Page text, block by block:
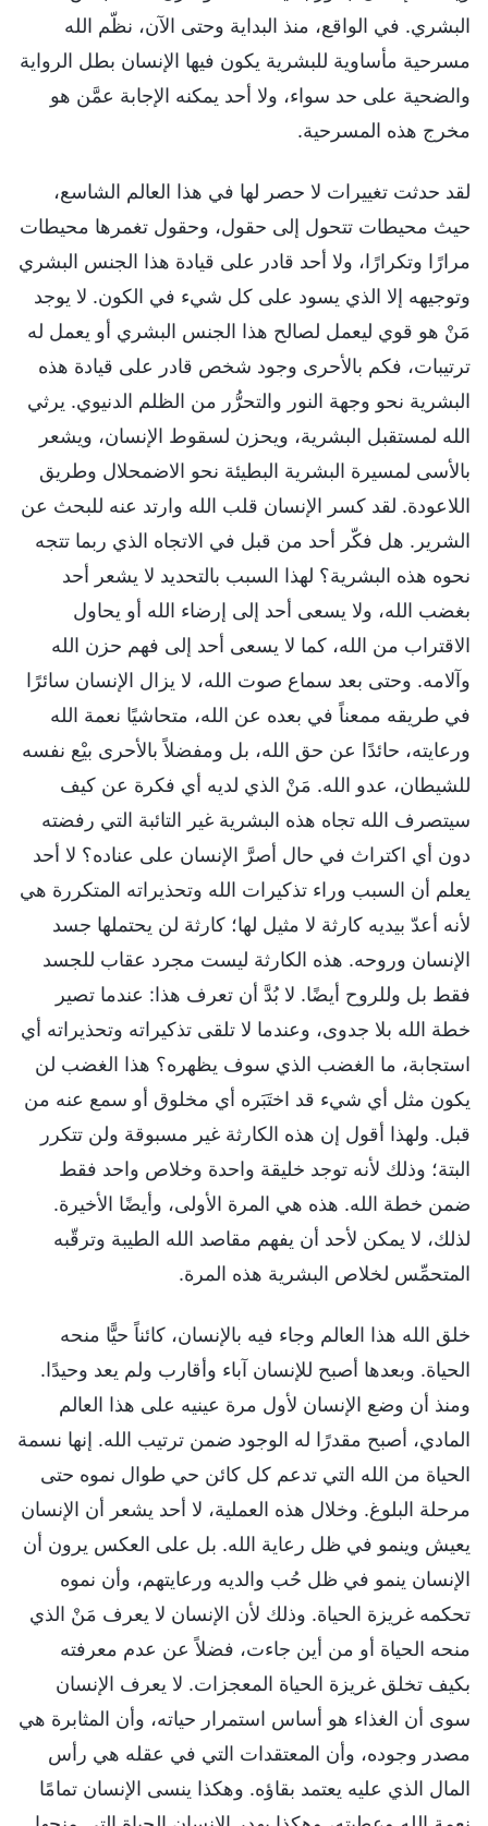
البشري. في الواقع، منذ البداية وحتى الآن، نظّم الله
مسرحية مأساوية للبشرية يكون فيها الإنسان بطل الرواية
والضحية على حد سواء، ولا أحد يمكنه الإجابة عمَّن هو
مخرج هذه المسرحية.
لقد حدثت تغييرات لا حصر لها في هذا العالم الشاسع،
حيث محيطات تتحول إلى حقول، وحقول تغمرها محيطات
مرارًا وتكرارًا، ولا أحد قادر على قيادة هذا الجنس البشري
وتوجيهه إلا الذي يسود على كل شيء في الكون. لا يوجد
مَنْ هو قوي ليعمل لصالح هذا الجنس البشري أو يعمل له
ترتيبات، فكم بالأحرى وجود شخص قادر على قيادة هذه
البشرية نحو وجهة النور والتحرُّر من الظلم الدنيوي. يرثي
الله لمستقبل البشرية، ويحزن لسقوط الإنسان، ويشعر
بالأسى لمسيرة البشرية البطيئة نحو الاضمحلال وطريق
اللاعودة. لقد كسر الإنسان قلب الله وارتد عنه للبحث عن
الشرير. هل فكّر أحد من قبل في الاتجاه الذي ربما تتجه
نحوه هذه البشرية؟ لهذا السبب بالتحديد لا يشعر أحد
بغضب الله، ولا يسعى أحد إلى إرضاء الله أو يحاول
الاقتراب من الله، كما لا يسعى أحد إلى فهم حزن الله
وآلامه. وحتى بعد سماع صوت الله، لا يزال الإنسان سائرًا
في طريقه ممعناً في بعده عن الله، متحاشيًا نعمة الله
ورعايته، حائدًا عن حق الله، بل ومفضلاً بالأحرى بيْع نفسه
للشيطان، عدو الله. مَنْ الذي لديه أي فكرة عن كيف
سيتصرف الله تجاه هذه البشرية غير التائبة التي رفضته
دون أي اكتراث في حال أصرَّ الإنسان على عناده؟ لا أحد
يعلم أن السبب وراء تذكيرات الله وتحذيراته المتكررة هي
لأنه أعدّ بيديه كارثة لا مثيل لها؛ كارثة لن يحتملها جسد
الإنسان وروحه. هذه الكارثة ليست مجرد عقاب للجسد
فقط بل وللروح أيضًا. لا بُدَّ أن تعرف هذا: عندما تصير
خطة الله بلا جدوى، وعندما لا تلقى تذكيراته وتحذيراته أي
استجابة، ما الغضب الذي سوف يظهره؟ هذا الغضب لن
يكون مثل أي شيء قد اختَبَره أي مخلوق أو سمع عنه من
قبل. ولهذا أقول إن هذه الكارثة غير مسبوقة ولن تتكرر
البتة؛ وذلك لأنه توجد خليقة واحدة وخلاص واحد فقط
ضمن خطة الله. هذه هي المرة الأولى، وأيضًا الأخيرة.
لذلك، لا يمكن لأحد أن يفهم مقاصد الله الطيبة وترقّبه
المتحمِّس لخلاص البشرية هذه المرة.
خلق الله هذا العالم وجاء فيه بالإنسان، كائناً حيًّا منحه
الحياة. وبعدها أصبح للإنسان آباء وأقارب ولم يعد وحيدًا.
ومنذ أن وضع الإنسان لأول مرة عينيه على هذا العالم
المادي، أصبح مقدرًا له الوجود ضمن ترتيب الله. إنها نسمة
الحياة من الله التي تدعم كل كائن حي طوال نموه حتى
مرحلة البلوغ. وخلال هذه العملية، لا أحد يشعر أن الإنسان
يعيش وينمو في ظل رعاية الله. بل على العكس يرون أن
الإنسان ينمو في ظل حُب والديه ورعايتهم، وأن نموه
تحكمه غريزة الحياة. وذلك لأن الإنسان لا يعرف مَنْ الذي
منحه الحياة أو من أين جاءت، فضلاً عن عدم معرفته
بكيف تخلق غريزة الحياة المعجزات. لا يعرف الإنسان
سوى أن الغذاء هو أساس استمرار حياته، وأن المثابرة هي
مصدر وجوده، وأن المعتقدات التي في عقله هي رأس
المال الذي عليه يعتمد بقاؤه. وهكذا ينسى الإنسان تمامًا